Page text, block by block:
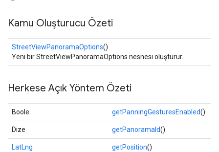
Kamu Oluşturucu Özeti
StreetViewPanoramaOptions()
Yeni bir StreetViewPanoramaOptions nesnesi oluşturur.
Herkese Açık Yöntem Özeti
Boole getPanningGesturesEnabled()
Dize getPanoramaId()
LatLng getPosition()